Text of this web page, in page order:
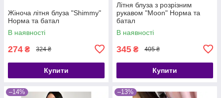
Жіноча літня блуза "Shimmy"
Норма та батал
В наявності
274 ₴ 324 ₴
Купити
Літня блуза з розрізним
рукавом "Moon" Норма та
батал
В наявності
345 ₴ 405 ₴
Купити
–14% –13%